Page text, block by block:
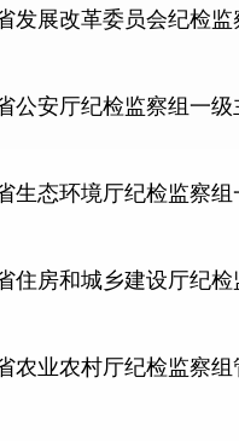
发展改革委员会纪检
公安厅纪检监察组一级
生态环境厅纪检监察
住房和城乡建设厅纪
农业农村厅纪检监察